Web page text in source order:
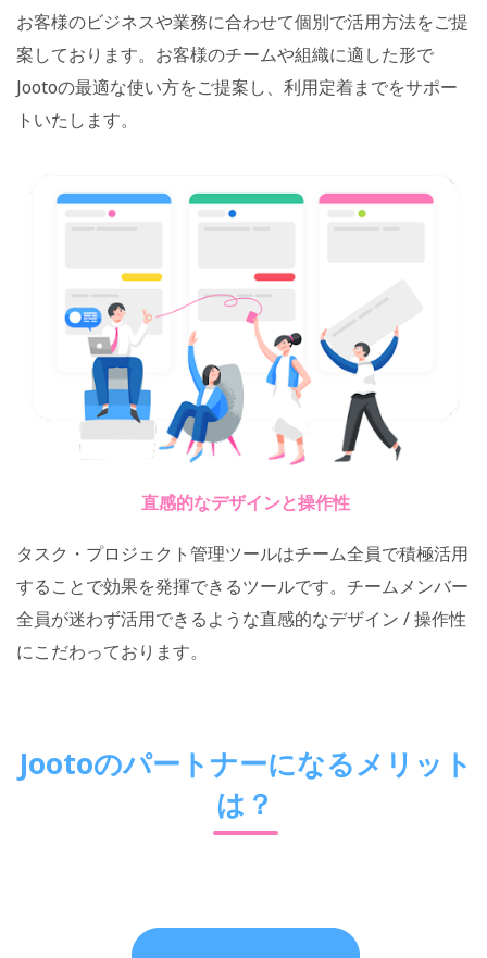
お客様のビジネスや業務に合わせて個別で活用方法をご提
案しております。お客様のチームや組織に適した形で
Jootoの最適な使い方をご提案し、利用定着までをサポー
トいたします。
直感的なデザインと操作性
タスク・プロジェクト管理ツールはチーム全員で積極活用
することで効果を発揮できるツールです。チームメンバー
全員が迷わず活用できるような直感的なデザイン / 操作性
にこだわっております。
Jootoのパートナーになるメリット
は？